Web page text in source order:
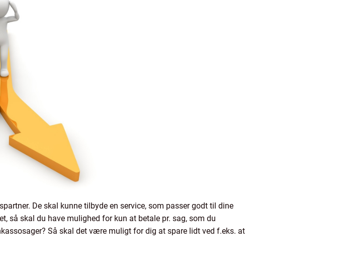
De skal kunne tilbyde en service, som passer godt til dine
så skal du have mulighed for kun at betale pr. sag, som du
Så skal det være muligt for dig at spare lidt ved f.eks. at